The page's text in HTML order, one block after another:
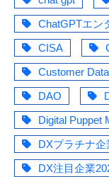
ChatGPTエン
CISA
Customer
DAO
Digital Puppet
DXプラチナ企
DX注目企業